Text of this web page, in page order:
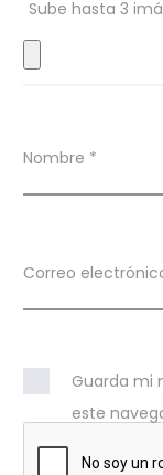
s
Sube hasta 3
Nombre *
Correo
Guarda mi
este